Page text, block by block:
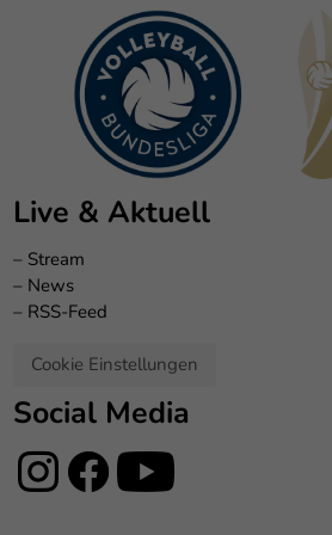
Live & Aktuell
– Stream
– News
– RSS-Feed
Cookie Einstellungen
Social Media